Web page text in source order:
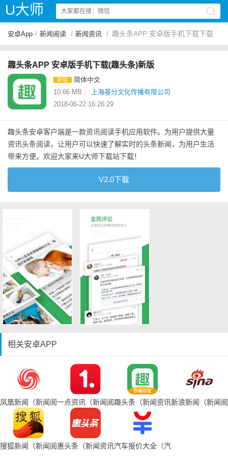
U大师
安卓App / 新闻阅读 / 新闻资讯 / 趣头条APP 安卓版手机下载下载
趣头条APP 安卓版手机下载(趣头条)新版
新版
简体中文
10.66 MB
上海基分文化传播有限公司
2018-06-22 16:26:29
趣头条安卓客户端是一款资讯阅读手机应用软件。为用户提供大量
资讯头条阅读，让用户可以快速了解实时的头条新闻，为用户生活
带来方便。欢迎大家来U大师下载站下载！
V2.0下载
相关安卓APP
凤凰新闻（新闻阅读app）一点资讯（新闻阅读）趣头条（新闻资讯阅读）新浪新闻（新闻
搜狐新闻（新闻阅读器）惠头条（新闻资讯app）汽车报价大全（汽车资讯）